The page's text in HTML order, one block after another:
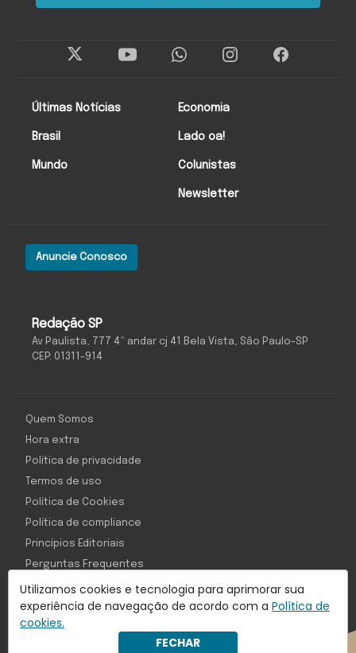
Utilizamos cookies e tecnologia para aprimorar sua
experiência de navegação de acordo com a Política de
cookies.
FECHAR
Redação SP
Av Paulista, 777 4º andar cj 41 Bela Vista, São Paulo-SP
CEP: 01311-914
Anuncie Conosco
Últimas Notícias
Brasil
Mundo
Economia
Lado oa!
Colunistas
Newsletter
Com inteligência e tecnologia:
Object1ve - Marketing Solution
Quem Somos
Hora extra
Política de privacidade
Termos de uso
Política de Cookies
Política de compliance
Princípios Editoriais
Perguntas Frequentes